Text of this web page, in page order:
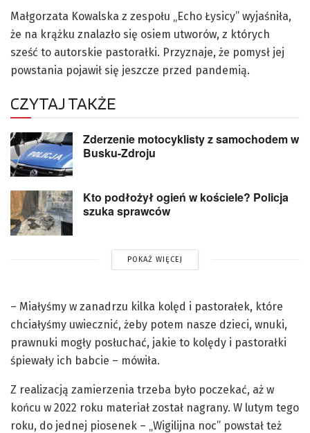
Małgorzata Kowalska z zespołu „Echo Łysicy” wyjaśniła,
że na krążku znalazło się osiem utworów, z których
sześć to autorskie pastorałki. Przyznaje, że pomysł jej
powstania pojawił się jeszcze przed pandemią.
CZYTAJ TAKŻE
Zderzenie motocyklisty z samochodem w
Busku-Zdroju
Kto podłożył ogień w kościele? Policja
szuka sprawców
POKAŻ WIĘCEJ
– Miałyśmy w zanadrzu kilka kolęd i pastorałek, które
chciałyśmy uwiecznić, żeby potem nasze dzieci, wnuki,
prawnuki mogły posłuchać, jakie to kolędy i pastorałki
śpiewały ich babcie – mówiła.
Z realizacją zamierzenia trzeba było poczekać, aż w
końcu w 2022 roku materiał został nagrany. W lutym tego
roku, do jednej piosenek – „Wigilijna noc” powstał też